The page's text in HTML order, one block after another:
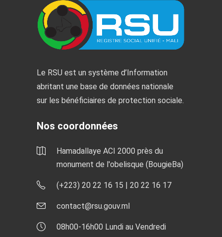
Le RSU est un système d’Information
abritant une base de données nationale
sur les bénéficiaires de protection sociale.
Nos coordonnées
Hamadallaye ACI 2000 près du
monument de l'obelisque (BougieBa)
(+223) 20 22 16 15 | 20 22 16 17
contact@rsu.gouv.ml
08h00-16h00 Lundi au Vendredi